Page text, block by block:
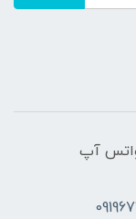
واتس آپ